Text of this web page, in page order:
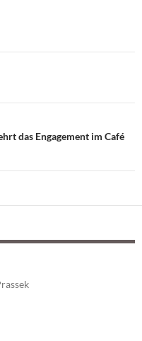
das Engagement im Café